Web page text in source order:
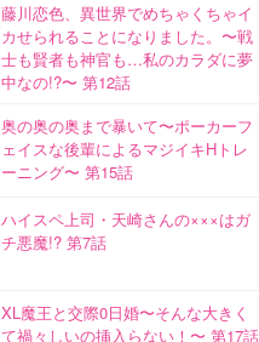
藤川恋色、異世界でめちゃくちゃイ
カせられることになりました。〜戦
士も賢者も神官も…私のカラダに夢
中なの!?〜 第12話
奥の奥の奥まで暴いて〜ポーカーフ
ェイスな後輩によるマジイキHトレ
ーニング〜 第15話
ハイスペ上司・天崎さんの×××はガ
チ悪魔!? 第7話
XL魔王と交際0日婚〜そんな大きく
て禍々しいの挿入らない！〜 第17話